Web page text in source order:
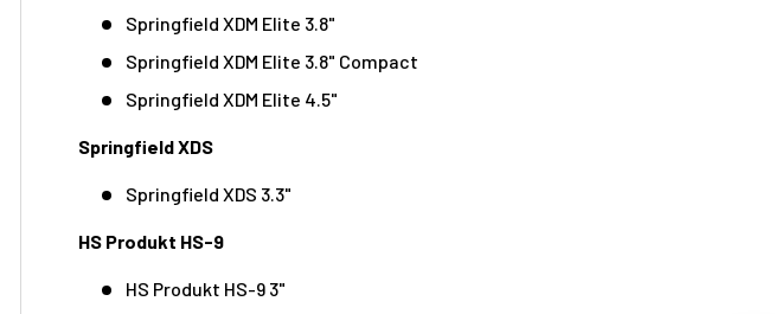
Springfield XDM Elite 3.8"
Springfield XDM Elite 3.8" Compact
Springfield XDM Elite 4.5"
Springfield XDS
Springfield XDS 3.3"
HS Produkt HS-9
HS Produkt HS-9 3"